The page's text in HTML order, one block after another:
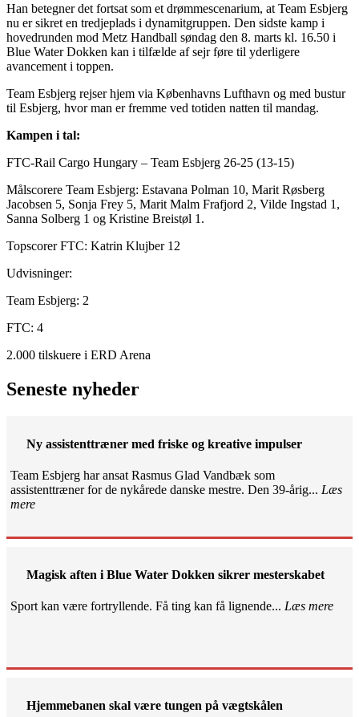
Han betegner det fortsat som et drømmescenarium, at Team Esbjerg
nu er sikret en tredjeplads i dynamitgruppen. Den sidste kamp i
hovedrunden mod Metz Handball søndag den 8. marts kl. 16.50 i
Blue Water Dokken kan i tilfælde af sejr føre til yderligere
avancement i toppen.
Team Esbjerg rejser hjem via Københavns Lufthavn og med bustur
til Esbjerg, hvor man er fremme ved totiden natten til mandag.
Kampen i tal:
FTC-Rail Cargo Hungary – Team Esbjerg 26-25 (13-15)
Målscorere Team Esbjerg: Estavana Polman 10, Marit Røsberg
Jacobsen 5, Sonja Frey 5, Marit Malm Frafjord 2, Vilde Ingstad 1,
Sanna Solberg 1 og Kristine Breistøl 1.
Topscorer FTC: Katrin Klujber 12
Udvisninger:
Team Esbjerg: 2
FTC: 4
2.000 tilskuere i ERD Arena
Seneste nyheder
Ny assistenttræner med friske og kreative impulser
Team Esbjerg har ansat Rasmus Glad Vandbæk som
assistenttræner for de nykårede danske mestre. Den 39-årig... Læs
mere
Magisk aften i Blue Water Dokken sikrer mesterskabet
Sport kan være fortryllende. Få ting kan få lignende... Læs mere
Hjemmebanen skal være tungen på vægtskålen